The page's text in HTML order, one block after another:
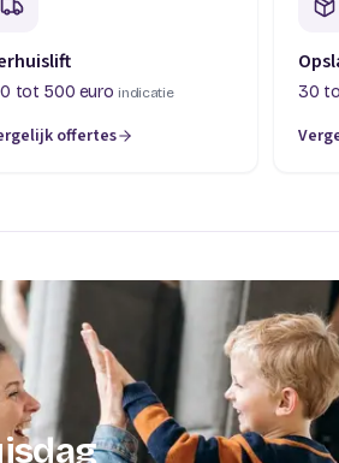
tot 500 euro indicatie
offertes
in een nieuw tabblad)
30